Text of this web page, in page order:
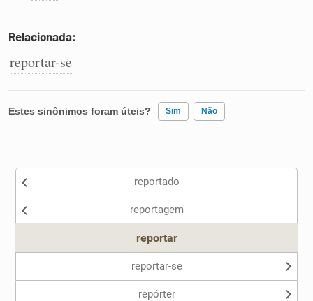
Relacionada:
reportar-se
Estes sinônimos foram úteis? Sim Não
Nenhum dos sinônimos apresentados me ajudou
reportado
reportagem
reportar
reportar-se
repórter